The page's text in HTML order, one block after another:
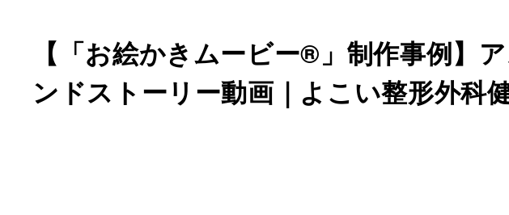
【「お絵かきムービー®」制作事例】
ンドストーリー動画｜よこい整形外科